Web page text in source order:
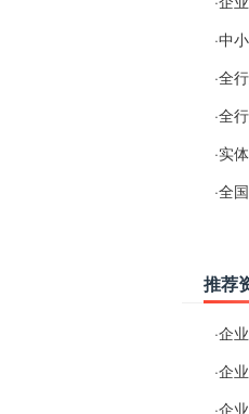
·中小
·全
·全
·实体
·全国
推荐
·企
·企业
·企业